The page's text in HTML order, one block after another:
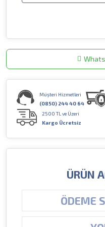
Müşteri Hizmetleri
(0850) 244 40 64
2500 TL ve Üzeri
Kargo Ücretsiz
ÜRÜN
ÖDEME